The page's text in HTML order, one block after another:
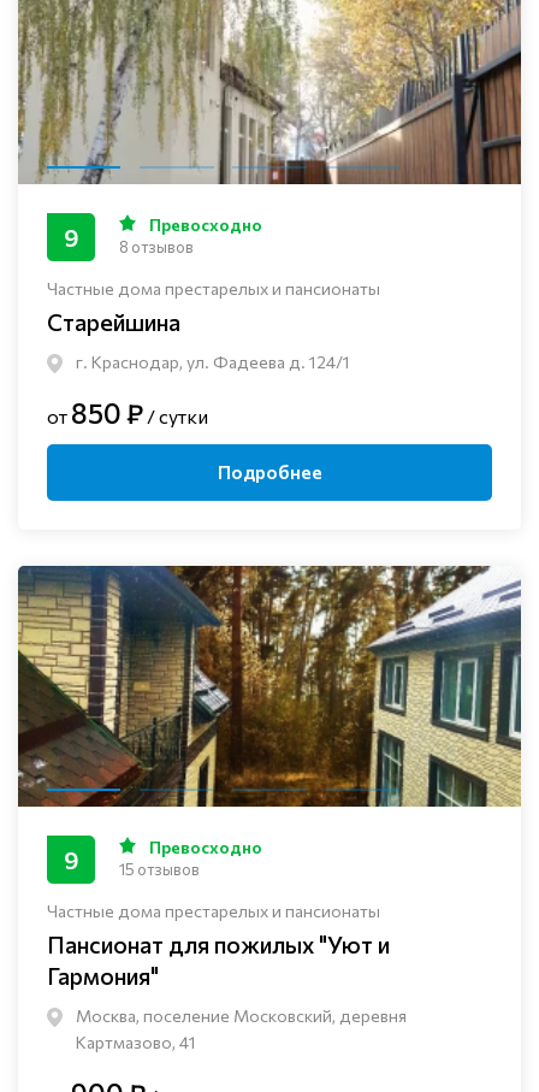
Частные дома престарелых и пансионаты
Старейшина
г. Краснодар, ул. Фадеева д. 124/1
9 Превосходно
8 отзывов
от 850 ₽ / сутки
Подробнее
Частные дома престарелых и пансионаты
Пансионат для пожилых "Уют и
Гармония"
Москва, поселение Московский, деревня
Картмазово, 41
9 Превосходно
15 отзывов